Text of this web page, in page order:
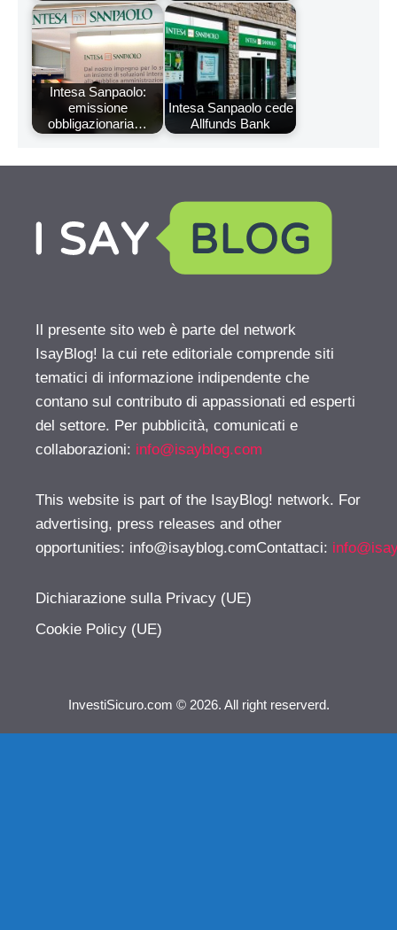
Intesa Sanpaolo:
emissione
obbligazionaria…
Intesa Sanpaolo cede
Allfunds Bank
Il presente sito web è parte del network
IsayBlog! la cui rete editoriale comprende siti
tematici di informazione indipendente che
contano sul contributo di appassionati ed esperti
del settore. Per pubblicità, comunicati e
collaborazioni: info@isayblog.com
This website is part of the IsayBlog! network. For
advertising, press releases and other
opportunities: info@isayblog.comContattaci:
Dichiarazione sulla Privacy (UE)
Cookie Policy (UE)
InvestiSicuro.com © 2026. All right reserverd.